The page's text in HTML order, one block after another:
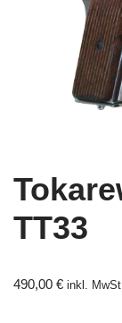
TT33
490,00 € inkl. MwSt.